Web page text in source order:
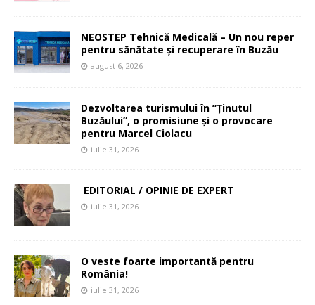
NEOSTEP Tehnică Medicală – Un nou reper
pentru sănătate și recuperare în Buzău
august 6, 2026
Dezvoltarea turismului în ”Ținutul
Buzăului”, o promisiune și o provocare
pentru Marcel Ciolacu
iulie 31, 2026
EDITORIAL / OPINIE DE EXPERT
iulie 31, 2026
O veste foarte importantă pentru
România!
iulie 31, 2026